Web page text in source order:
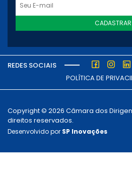
CADASTRAR
REDES SOCIAIS
POLÍTICA DE
Copyright © 2026 Câmara dos
direitos reservados.
Desenvolvido por SP Inovações